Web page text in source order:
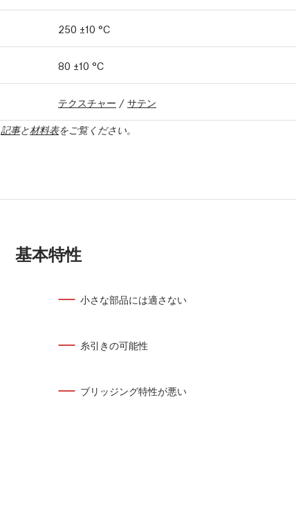
250 ±10 °C
80 ±10 °C
テクスチャー / サテン
記事と材料表をご覧ください。
基本特性
小さな部品には適さない
糸引きの可能性
ブリッジング特性が悪い